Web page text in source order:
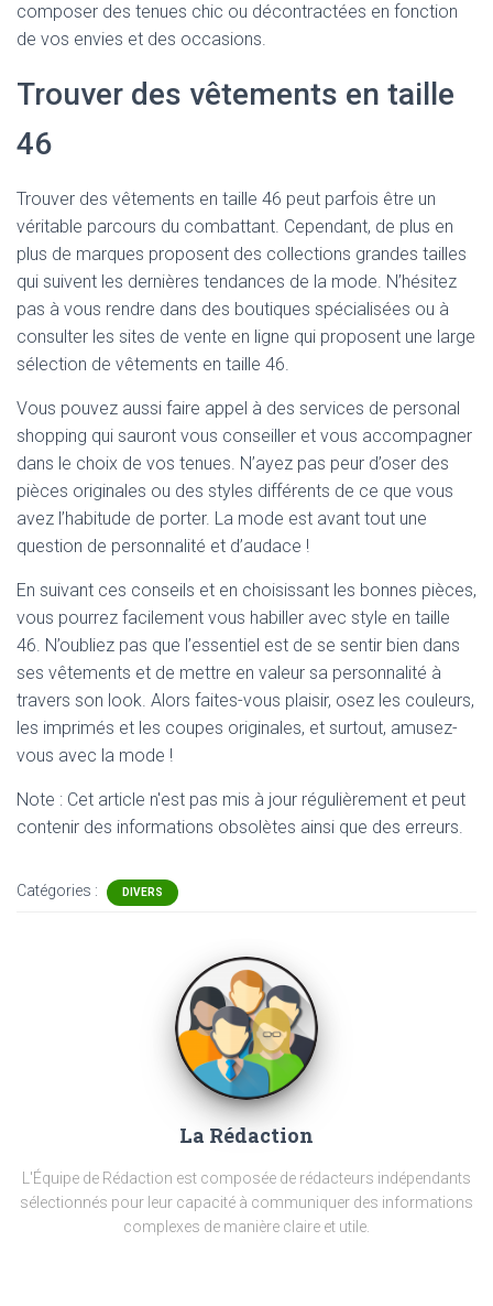
composer des tenues chic ou décontractées en fonction
de vos envies et des occasions.
Trouver des vêtements en taille
46
Trouver des vêtements en taille 46 peut parfois être un
véritable parcours du combattant. Cependant, de plus en
plus de marques proposent des collections grandes tailles
qui suivent les dernières tendances de la mode. N’hésitez
pas à vous rendre dans des boutiques spécialisées ou à
consulter les sites de vente en ligne qui proposent une large
sélection de vêtements en taille 46.
Vous pouvez aussi faire appel à des services de personal
shopping qui sauront vous conseiller et vous accompagner
dans le choix de vos tenues. N’ayez pas peur d’oser des
pièces originales ou des styles différents de ce que vous
avez l’habitude de porter. La mode est avant tout une
question de personnalité et d’audace !
En suivant ces conseils et en choisissant les bonnes pièces,
vous pourrez facilement vous habiller avec style en taille
46. N’oubliez pas que l’essentiel est de se sentir bien dans
ses vêtements et de mettre en valeur sa personnalité à
travers son look. Alors faites-vous plaisir, osez les couleurs,
les imprimés et les coupes originales, et surtout, amusez-
vous avec la mode !
Note : Cet article n'est pas mis à jour régulièrement et peut
contenir des informations obsolètes ainsi que des erreurs.
Catégories : DIVERS
La Rédaction
L'Équipe de Rédaction est composée de rédacteurs indépendants
sélectionnés pour leur capacité à communiquer des informations
complexes de manière claire et utile.